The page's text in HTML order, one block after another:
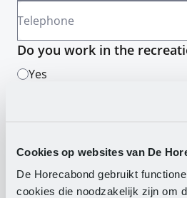
Cookies op websites van De
De Horecabond gebruikt
cookies die noodzakelijk zijn om
Telephone
Do you work in the
Yes
Yes, I am signing up for the
your data as described in our